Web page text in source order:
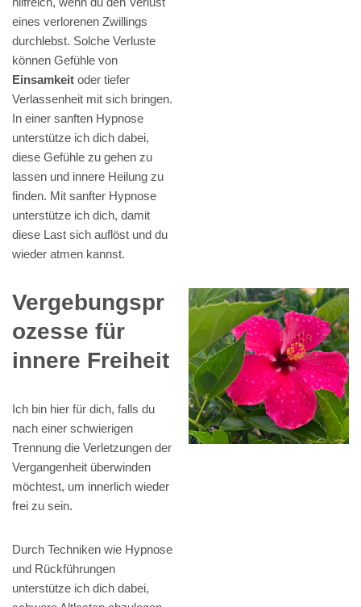
eines verlorenen Zwillings
durchlebst. Solche Verluste
können Gefühle von
Einsamkeit oder tiefer
Verlassenheit mit sich bringen.
In einer sanften Hypnose
unterstütze ich dich dabei,
diese Gefühle zu gehen zu
lassen und innere Heilung zu
finden. Mit sanfter Hypnose
unterstütze ich dich, damit
diese Last sich auflöst und du
wieder atmen kannst.
Vergebungspr
ozesse für
innere Freiheit
Ich bin hier für dich, falls du
nach einer schwierigen
Trennung die Verletzungen der
Vergangenheit überwinden
möchtest, um innerlich wieder
frei zu sein.
Durch Techniken wie Hypnose
und Rückführungen
unterstütze ich dich dabei,